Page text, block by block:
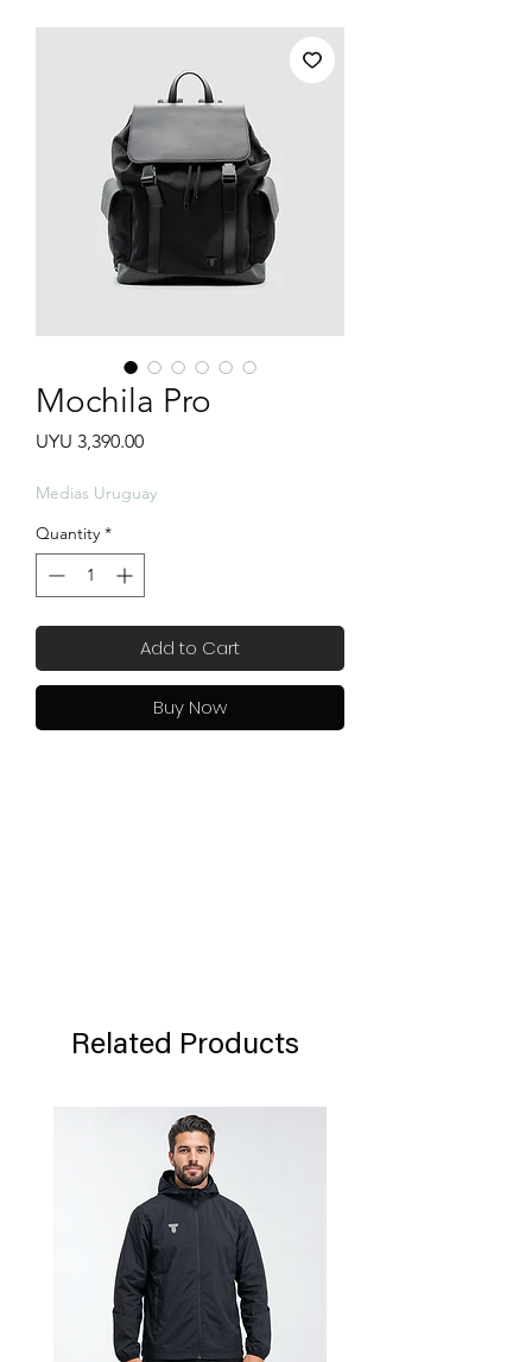
Mochila Pro
UYU 3,390.00Price
Medias Uruguay
Quantity *
Add to Cart
Buy Now
Related Products